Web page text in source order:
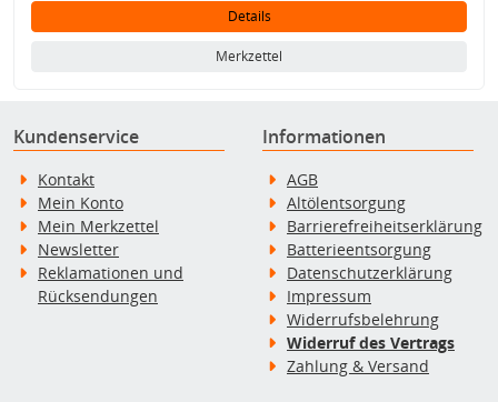
Details
Merkzettel
Kundenservice
Kontakt
Mein Konto
Mein Merkzettel
Newsletter
Reklamationen und
Rücksendungen
Informationen
AGB
Altölentsorgung
Barrierefreiheitserklärung
Batterieentsorgung
Datenschutzerklärung
Impressum
Widerrufsbelehrung
Widerruf des Vertrags
Zahlung & Versand